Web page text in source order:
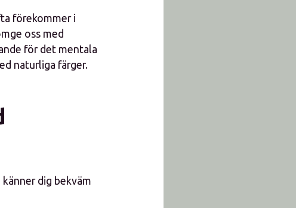
förekommer i
oss med
för det mentala
naturliga färger.
dig bekväm